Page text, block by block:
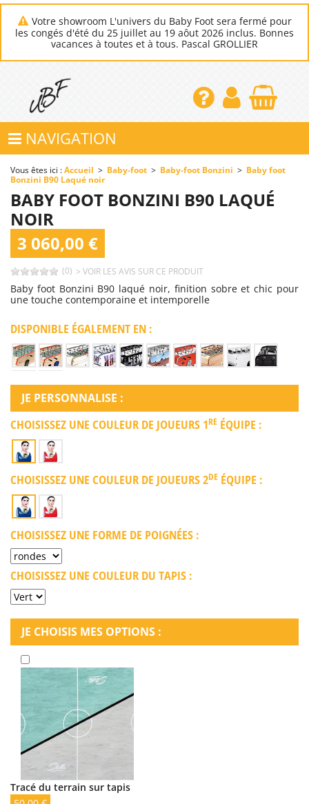
Votre showroom L'univers du Baby Foot sera fermé pour
les congés d'été du 25 juillet au 19 aôut 2026 inclus. Bonnes
vacances à toutes et à tous. Pascal GROLLIER
NAVIGATION
Vous êtes ici :Accueil > Baby-foot > Baby-foot Bonzini > Baby foot
Bonzini B90 Laqué noir
BABY FOOT BONZINI B90 LAQUÉ
NOIR
3 060,00 €
(0) > VOIR LES AVIS SUR CE PRODUIT
Baby foot Bonzini B90 laqué noir, finition sobre et chic pour
une touche contemporaine et intemporelle
DISPONIBLE ÉGALEMENT EN :
JE PERSONNALISE :
CHOISISSEZ UNE COULEUR DE JOUEURS 1RE ÉQUIPE :
CHOISISSEZ UNE COULEUR DE JOUEURS 2DE ÉQUIPE :
CHOISISSEZ UNE FORME DE POIGNÉES :
CHOISISSEZ UNE COULEUR DU TAPIS :
JE CHOISIS MES OPTIONS :
Tracé du terrain sur tapis